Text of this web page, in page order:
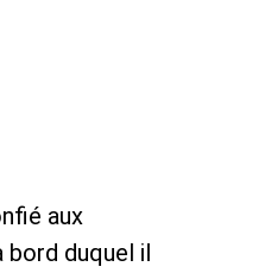
aux
bord duquel il